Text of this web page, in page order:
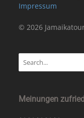
Impressum
© 2026
Meinungen